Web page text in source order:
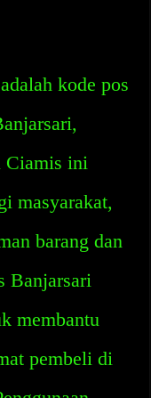
kode pos
Ciamis ini
masyarakat,
barang dan
Banjarsari
membantu
pembeli di